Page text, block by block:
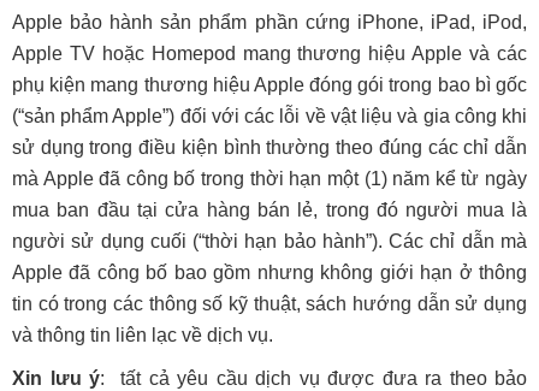
Apple bảo hành sản phẩm phần cứng iPhone, iPad, iPod,
Apple TV hoặc Homepod mang thương hiệu Apple và các
phụ kiện mang thương hiệu Apple đóng gói trong bao bì gốc
(“sản phẩm Apple”) đối với các lỗi về vật liệu và gia công khi
sử dụng trong điều kiện bình thường theo đúng các chỉ dẫn
mà Apple đã công bố trong thời hạn một (1) năm kể từ ngày
mua ban đầu tại cửa hàng bán lẻ, trong đó người mua là
người sử dụng cuối (“thời hạn bảo hành”). Các chỉ dẫn mà
Apple đã công bố bao gồm nhưng không giới hạn ở thông
tin có trong các thông số kỹ thuật, sách hướng dẫn sử dụng
và thông tin liên lạc về dịch vụ.
Xin lưu ý: tất cả yêu cầu dịch vụ được đưa ra theo bảo